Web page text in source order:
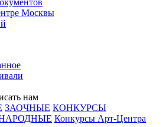
Москвы
нам
ЗАОЧНЫЕ КОНКУРСЫ
Конкурсы Арт-Центра